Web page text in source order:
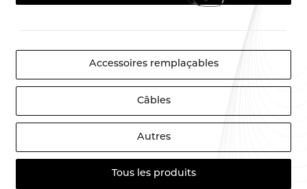
Accessoires remplaçables
Câbles
Autres
Tous les produits